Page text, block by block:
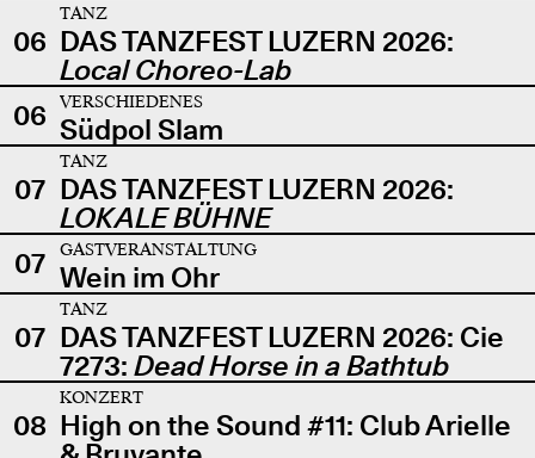
06
TANZ
DAS TANZFEST LUZERN 2026:
Local Choreo-Lab
06
VERSCHIEDENES
Südpol Slam
07
TANZ
DAS TANZFEST LUZERN 2026:
LOKALE BÜHNE
07
GASTVERANSTALTUNG
Wein im Ohr
07
TANZ
DAS TANZFEST LUZERN 2026: Cie
7273: Dead Horse in a Bathtub
08
KONZERT
High on the Sound #11: Club Arielle